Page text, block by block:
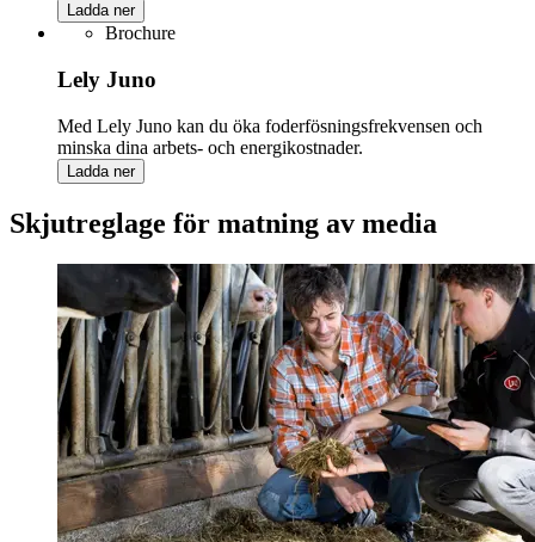
Ladda ner
Brochure
Lely Juno
Med Lely Juno kan du öka foderfösningsfrekvensen och
minska dina arbets- och energikostnader.
Ladda ner
Skjutreglage för matning av media